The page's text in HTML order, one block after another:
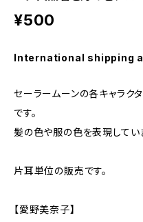
¥500
International shipping
セーラームーンの各キャラク
です。
髪の色や服の色を表現してい
片耳単位の販売です。
【愛野美奈子】